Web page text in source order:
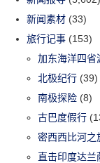
新闻素材 (33)
旅行记事 (153)
加东海洋四省
北极纪行 (39)
南极探险 (8)
古巴度假行
密西西比河之
直击印度达兰